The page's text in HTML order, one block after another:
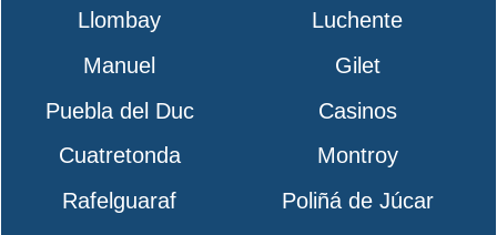
Llombay
Luchente
Manuel
Gilet
Puebla del Duc
Casinos
Cuatretonda
Montroy
Rafelguaraf
Poliñá de Júcar